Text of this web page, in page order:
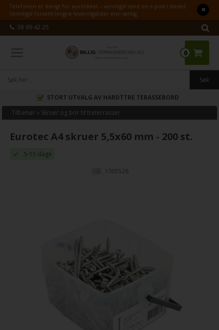
Telefonen er stengt for øyeblikket – vennligst send en e-post i stedet.
Vennligst forvent lengre leveringstider enn vanlig.
38 99 42 25
0
STORT UTVALG AV HARDTTRE TERASSEBORD
Tilbehør » Skruer og bor til treterrasser
Eurotec A4 skruer 5,5x60 mm - 200 st.
5-15 dage
1005528